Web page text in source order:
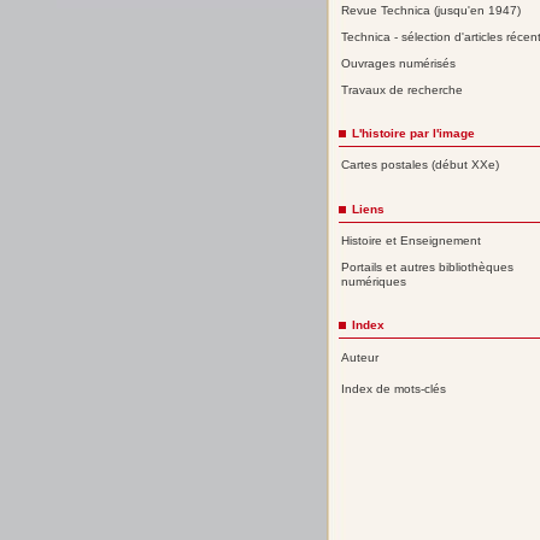
Revue Technica (jusqu'en 1947)
Technica - sélection d'articles
Ouvrages numérisés
Travaux de recherche
L'histoire par l'image
Cartes postales (début XXe)
Liens
Histoire et Enseignement
Portails et autres bibliothèques
numériques
Index
Auteur
Index de mots-clés